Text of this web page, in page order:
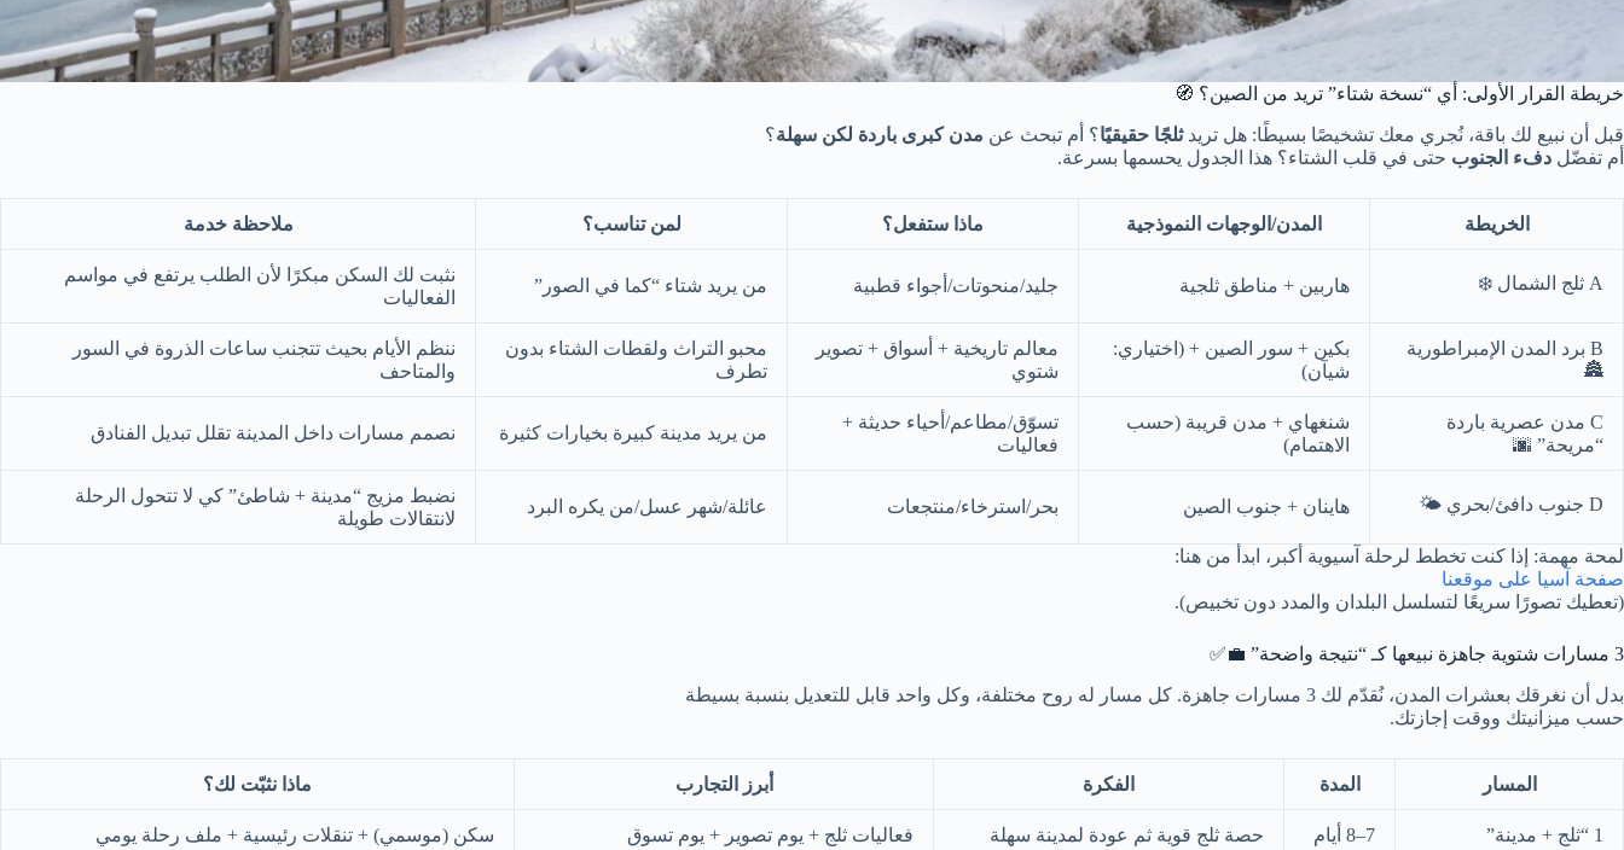
خريطة القرار الأولى: أي “نسخة شتاء” تريد من الصين؟ 🧭
قبل أن نبيع لك باقة، نُجري معك تشخيصًا بسيطًا: هل تريدثلجًا حقيقيًا؟ أم تبحث عن مدن كبرى باردة لكن سهلة؟
أم تفضّل دفء الجنوب حتى في قلب الشتاء؟ هذا الجدول يحسمها بسرعة.
الخريطة المدن/الوجهات النموذجية ماذا ستفعل؟ لمن تناسب؟ ملاحظة خدمة
A ثلج الشمال ❄️ هاربين + مناطق ثلجية جليد/منحوتات/أجواء قطبية من يريد شتاء “كما في الصور”
نثبت لك السكن مبكرًا لأن الطلب يرتفع في مواسم
الفعاليات
B برد المدن الإمبراطورية
🏯
بكين + سور الصين + (اختياري:
شيآن)
معالم تاريخية + أسواق + تصوير
شتوي
محبو التراث ولقطات الشتاء بدون
تطرف
ننظم الأيام بحيث تتجنب ساعات الذروة في السور
والمتاحف
C مدن عصرية باردة
“مريحة” 🌆
شنغهاي + مدن قريبة (حسب
الاهتمام)
تسوّق/مطاعم/أحياء حديثة +
فعاليات
من يريد مدينة كبيرة بخيارات كثيرة نصمم مسارات داخل المدينة تقلل تبديل الفنادق
D جنوب دافئ/بحري 🌤️ هاينان + جنوب الصين بحر/استرخاء/منتجعات عائلة/شهر عسل/من يكره البرد
نضبط مزيج “مدينة + شاطئ” كي لا تتحول الرحلة
لانتقالات طويلة
لمحة مهمة: إذا كنت تخطط لرحلة آسيوية أكبر، ابدأ من هنا:
صفحة آسيا على موقعنا
(تعطيك تصورًا سريعًا لتسلسل البلدان والمدد دون تخبيص).
3 مسارات شتوية جاهزة نبيعها كـ “نتيجة واضحة” 💼✅
بدل أن نغرقك بعشرات المدن، نُقدّم لك 3 مسارات جاهزة. كل مسار له روح مختلفة، وكل واحد قابل للتعديل بنسبة بسيطة
حسب ميزانيتك ووقت إجازتك.
المسار المدة الفكرة أبرز التجارب ماذا نثبّت لك؟
1 “ثلج + مدينة” 7–8 أيام حصة ثلج قوية ثم عودة لمدينة سهلة فعاليات ثلج + يوم تصوير + يوم تسوق سكن (موسمي) + تنقلات رئيسية + ملف رحلة يومي